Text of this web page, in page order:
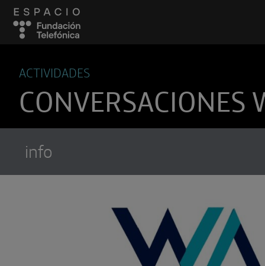
ACTIVIDADES
CONVERSACIONES
info